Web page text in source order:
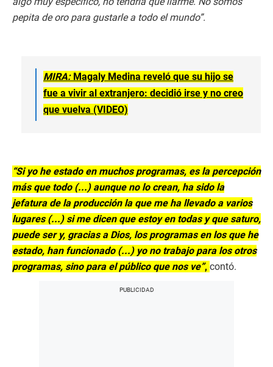
pepita de oro para gustarle a todo el mundo”.
MIRA: Magaly Medina reveló que su hijo se
fue a vivir al extranjero: decidió irse y no creo
que vuelva (VIDEO)
“Si yo he estado en muchos programas, es la percepción
más que todo (...) aunque no lo crean, ha sido la
jefatura de la producción la que me ha llevado a varios
lugares (...) si me dicen que estoy en todas y que saturo,
puede ser y, gracias a Dios, los programas en los que he
estado, han funcionado (...) yo no trabajo para los otros
programas, sino para el público que nos ve”, contó.